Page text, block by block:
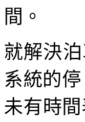
間。
就解決
系統的
未有時